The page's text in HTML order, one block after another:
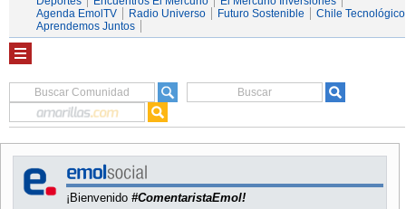
Agenda EmolTV
Radio Universo Futuro Sostenible
Chile Tecnológico
Aprendemos Juntos
¡Bienvenido #ComentaristaEmol!